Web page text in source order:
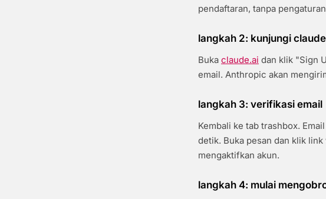
pendaftaran, tanpa
langkah 2: kunjungi
Buka claude.ai dan klik "Sign
email. Anthropic akan
langkah 3: verifikasi email
Kembali ke tab trashbox.
detik. Buka pesan dan klik
mengaktifkan akun.
langkah 4: mulai